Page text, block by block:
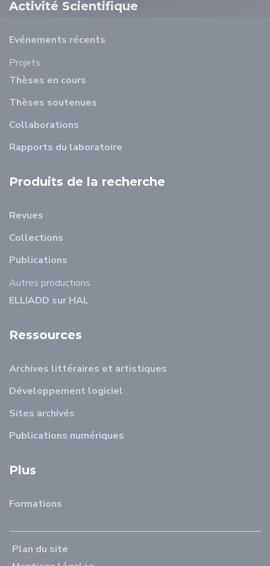
Activité Scientifique
Evénements récents
Projets
Thèses en cours
Thèses soutenues
Collaborations
Rapports du laboratoire
Produits de la recherche
Revues
Collections
Publications
Autres productions
ELLIADD sur HAL
Ressources
Archives littéraires et artistiques
Développement logiciel
Sites archivés
Publications numériques
Plus
Formations
Plan du site